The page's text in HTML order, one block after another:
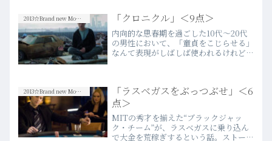
映画は、アイドルである…more
2013☆Brand new Movies 「クロニクル」＜9点＞
内向的な思春期を過ごした10代～20代
の男性において、「童貞をこじらせる」
なんて表現がしばしば使われるけれど、
彼の暴走と発狂の発端…more
2013☆Brand new Movies
「ラスベガスをぶっつぶせ」＜6
点＞
MITの秀才を揃えた“ブラックジャッ
ク・チーム”が、ラスベガスに乗り込ん
で大金を荒稼ぎするという話。ストーリ